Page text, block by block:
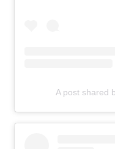
A post shared